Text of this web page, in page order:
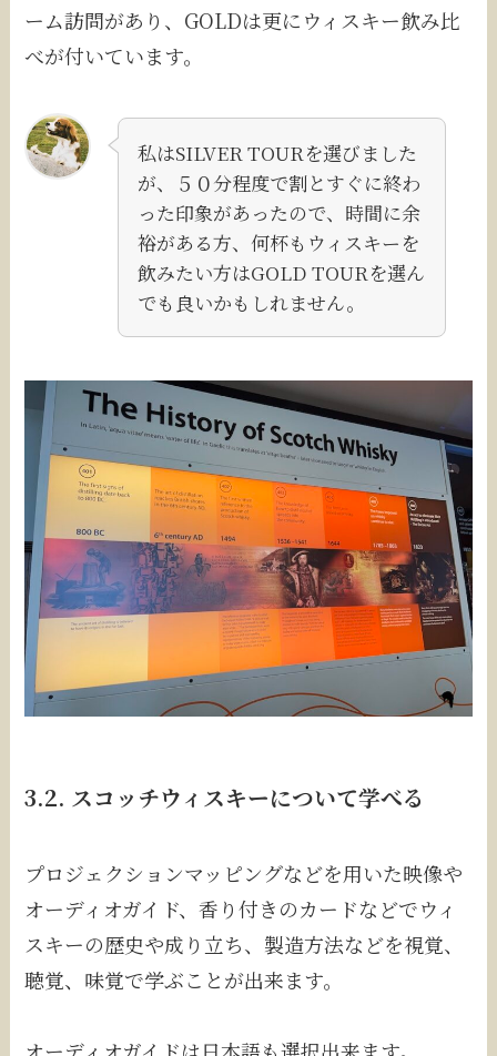
ーム訪問があり、GOLDは更にウィスキー飲み比
べが付いています。
私はSILVER TOURを選びました
が、５０分程度で割とすぐに終わ
った印象があったので、時間に余
裕がある方、何杯もウィスキーを
飲みたい方はGOLD TOURを選ん
でも良いかもしれません。
3.2. スコッチウィスキーについて学べる
プロジェクションマッピングなどを用いた映像や
オーディオガイド、香り付きのカードなどでウィ
スキーの歴史や成り立ち、製造方法などを視覚、
聴覚、味覚で学ぶことが出来ます。